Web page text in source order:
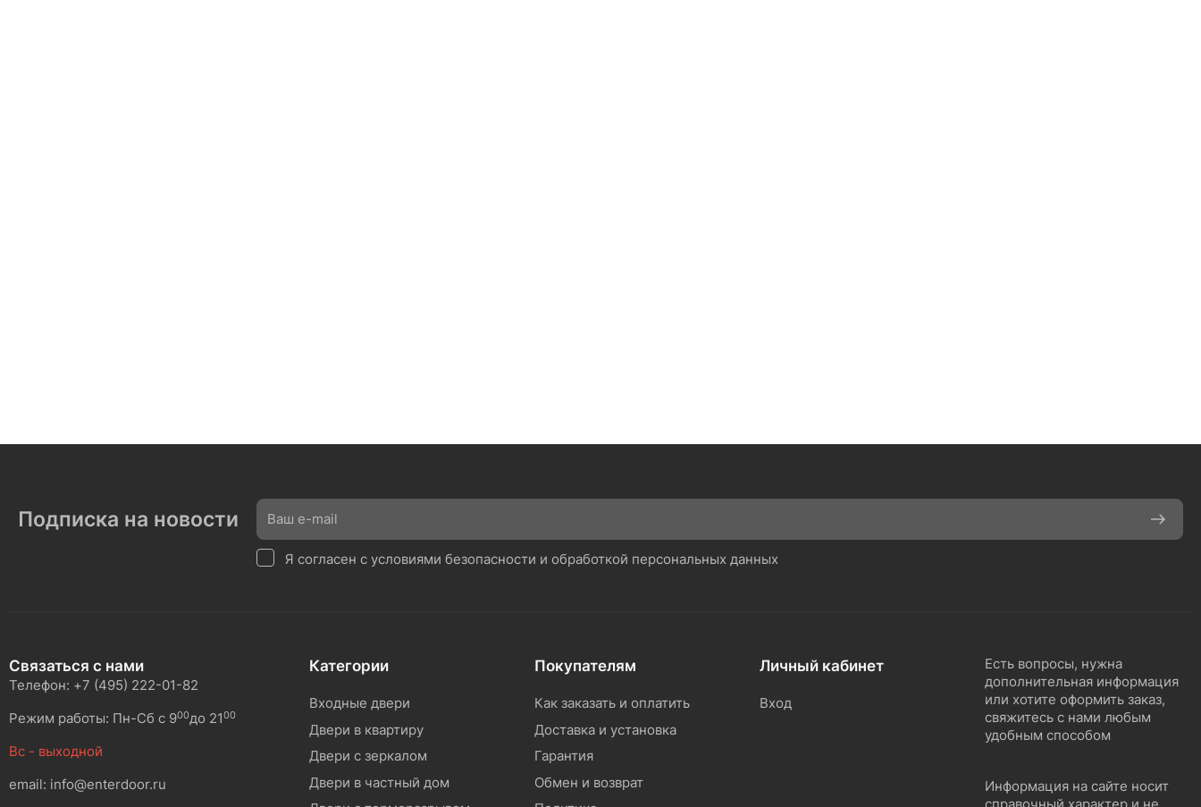
Подписка на новости
Я согласен с условиями безопасности и обработкой персональных данных
Связаться с нами
Телефон: +7 (495) 222-01-82
Режим работы: Пн-Сб с 900до 2100
Вс - выходной
email: info@enterdoor.ru
Категории
Входные двери
Двери в квартиру
Двери с зеркалом
Двери в частный дом
Покупателям
Как заказать и оплатить
Доставка и установка
Гарантия
Обмен и возврат
Личный кабинет
Вход
Есть вопросы, нужна
дополнительная информация
или хотите оформить заказ,
свяжитесь с нами любым
удобным способом
Информация на сайте носит